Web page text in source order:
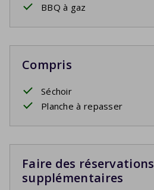
BBQ à gaz
Compris
Séchoir
Planche à repasser
Faire des réservations
supplémentaires